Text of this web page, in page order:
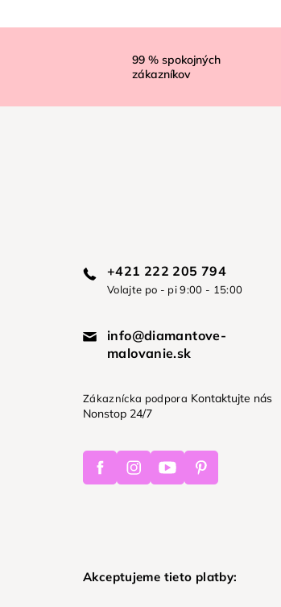
ä
99% spokojných
zákazníkov
+421 222 205 794
Volajte po - pi 9:00 - 15:00
info@diamantove-
malovanie.sk
Zákaznícka podpora Kontaktujte nás
Nonstop 24/7
FacebookInstagramYoutubePinterest
Akceptujeme tieto platby: